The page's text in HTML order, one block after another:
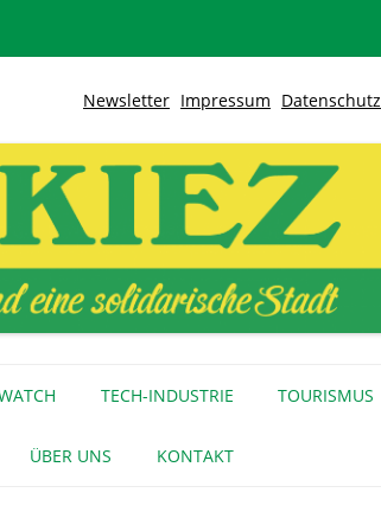
Newsletter Impressum Datenschutz
TECH-INDUSTRIE TOURISMUS
ÜBER UNS KONTAKT